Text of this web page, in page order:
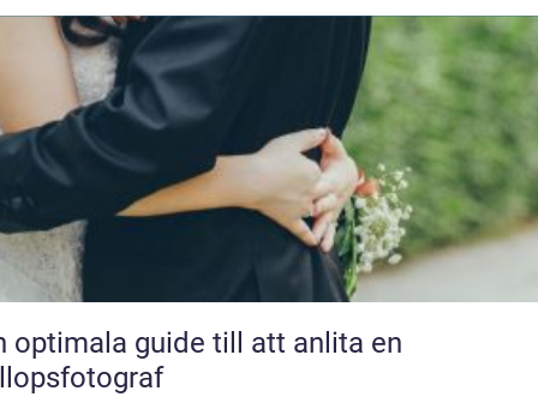
optimala guide till att anlita en